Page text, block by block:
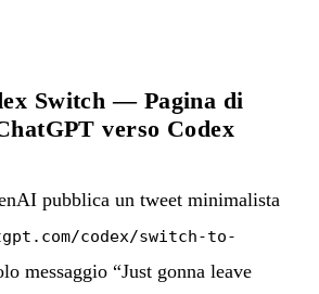
Switch — Pagina di
verso Codex
pubblica un tweet minimalista
codex/switch-to-
messaggio “Just gonna leave